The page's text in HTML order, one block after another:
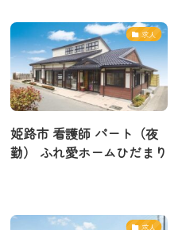
求人
姫路市 看護師 パート（夜
勤） ふれ愛ホームひだまり
求人